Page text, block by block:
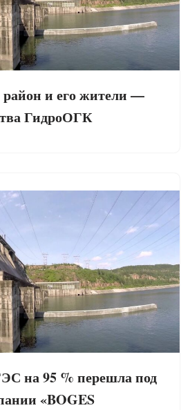
и его жители —
ГидроОГК
на 95 % перешла под
«BOGES